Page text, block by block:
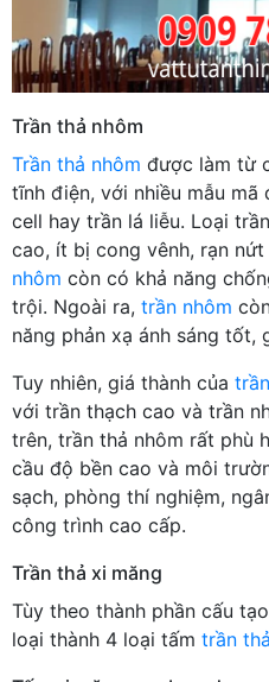
Trần thả nhôm
Trần thả nhôm được làm từ
tĩnh điện, với nhiều mẫu
cell hay trần lá liễu. Loại
cao, ít bị cong vênh, rạn
nhôm còn có khả năng
trội. Ngoài ra, trần nhôm
năng phản xạ ánh sáng tốt,
Tuy nhiên, giá thành của
với trần thạch cao và trần
trên, trần thả nhôm rất phù
cầu độ bền cao và môi
sạch, phòng thí nghiệm,
công trình cao cấp.
Trần thả xi măng
Tùy theo thành phần cấu
loại thành 4 loại tấm trần